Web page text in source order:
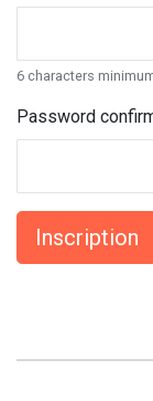
6 characters
Password